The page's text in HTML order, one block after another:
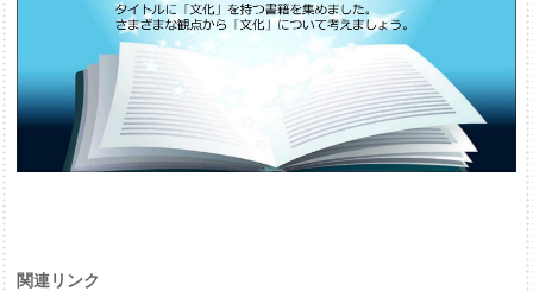
関連リンク